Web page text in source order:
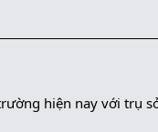
hiện nay với trụ